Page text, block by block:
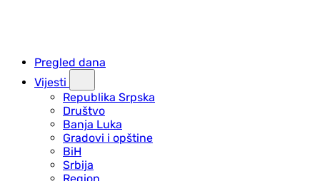
Pregled dana
Vijesti
Republika Srpska
Društvo
Banja Luka
Gradovi i opštine
BiH
Srbija